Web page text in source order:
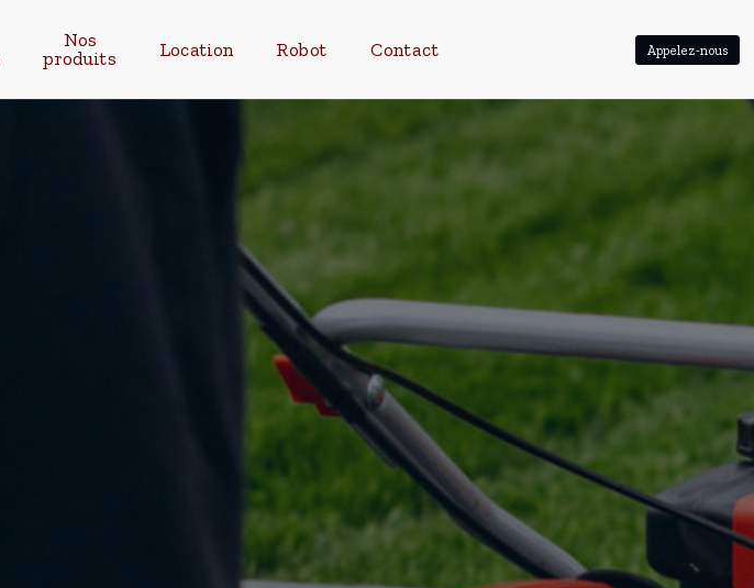
Nos
produits
Location Robot Contact Appelez-nous